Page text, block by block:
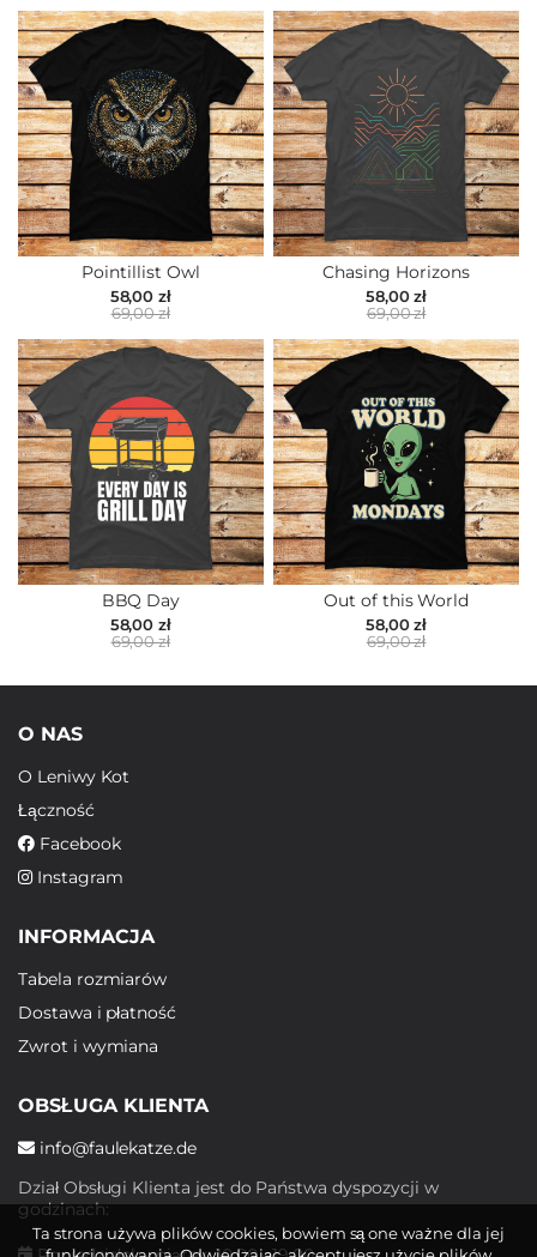
Pointillist Owl
58,00 zł
69,00 zł
Chasing Horizons
58,00 zł
69,00 zł
BBQ Day
58,00 zł
69,00 zł
Out of this World
58,00 zł
69,00 zł
O NAS
O Leniwy Kot
Łączność
Facebook
Instagram
INFORMACJA
Tabela rozmiarów
Dostawa i płatność
Zwrot i wymiana
OBSŁUGA KLIENTA
info@faulekatze.de
Dział Obsługi Klienta jest do Państwa dyspozycji w
godzinach:
Ta strona używa plików cookies, bowiem są one ważne dla jej